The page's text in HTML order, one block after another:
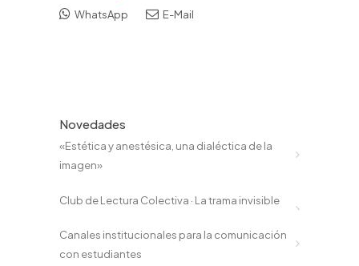
WhatsApp E-Mail
Novedades
«Estética y anestésica, una dialéctica de la
imagen»
Club de Lectura Colectiva · La trama invisible
Canales institucionales para la comunicación
con estudiantes